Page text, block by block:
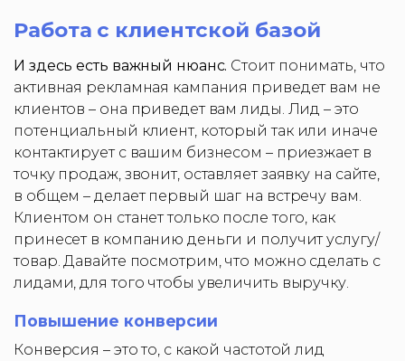
Работа с клиентской базой
И здесь есть важный нюанс. Стоит понимать, что
активная рекламная кампания приведет вам не
клиентов – она приведет вам лиды. Лид – это
потенциальный клиент, который так или иначе
контактирует с вашим бизнесом – приезжает в
точку продаж, звонит, оставляет заявку на сайте,
в общем – делает первый шаг на встречу вам.
Клиентом он станет только после того, как
принесет в компанию деньги и получит услугу/
товар. Давайте посмотрим, что можно сделать с
лидами, для того чтобы увеличить выручку.
Повышение конверсии
Конверсия – это то, с какой частотой лид